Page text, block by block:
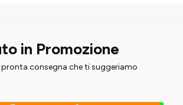
in Promozione
pronta consegna che ti suggeriamo